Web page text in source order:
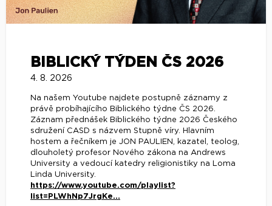
BIBLICKÝ TÝDEN ČS 2026
4. 8. 2026
Na našem Youtube najdete postupně záznamy z
právě probíhajícího Biblického týdne ČS 2026.
Záznam přednášek Biblického týdne 2026 Českého
sdružení CASD s názvem Stupně víry. Hlavním
hostem a řečníkem je JON PAULIEN, kazatel, teolog,
dlouholetý profesor Nového zákona na Andrews
University a vedoucí katedry religionistiky na Loma
Linda University.
https://www.youtube.com/playlist?
list=PLWhNp7JrgKe...